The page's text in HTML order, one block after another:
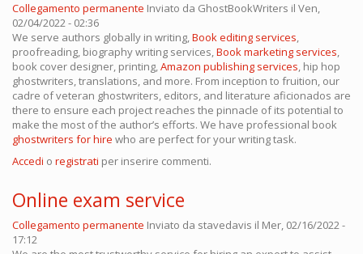
Collegamento permanente Inviato da GhostBookWriters il Ven,
02/04/2022 - 02:36
We serve authors globally in writing,Book editing services,
proofreading, biography writing services,Book marketing services,
book cover designer, printing,Amazon publishing services, hip hop
ghostwriters, translations, and more. From inception to fruition, our
cadre of veteran ghostwriters, editors, and literature aficionados are
there to ensure each project reaches the pinnacle of its potential to
make the most of the author’s efforts. We have professional book
ghostwriters for hire who are perfect for your writing task.
Accedi o registrati per inserire commenti.
Online exam service
Collegamento permanente Inviato da stavedavis il Mer, 02/16/2022 -
17:12